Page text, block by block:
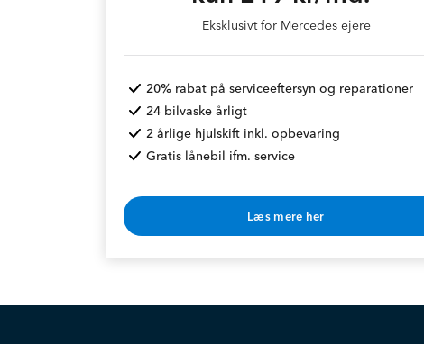
Eksklusivt for Mercedes ejere
20% rabat på serviceeftersyn og reparationer
24 bilvaske årligt
2 årlige hjulskift inkl. opbevaring
Gratis lånebil ifm. service
Læs mere her